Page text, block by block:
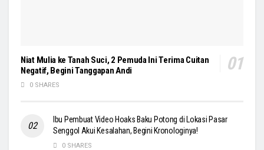
Niat Mulia ke Tanah Suci, 2 Pemuda Ini Terima Cuitan
Negatif, Begini Tanggapan Andi
0 SHARES
Ibu Pembuat Video Hoaks Baku Potong di Lokasi Pasar
Senggol Akui Kesalahan, Begini Kronologinya!
0 SHARES